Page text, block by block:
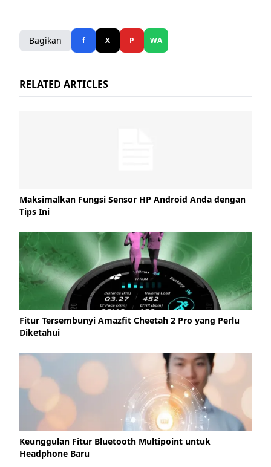
Bagikan f X P WA
RELATED ARTICLES
Maksimalkan Fungsi Sensor HP Android Anda dengan
Tips Ini
Fitur Tersembunyi Amazfit Cheetah 2 Pro yang Perlu
Diketahui
Keunggulan Fitur Bluetooth Multipoint untuk
Headphone Baru